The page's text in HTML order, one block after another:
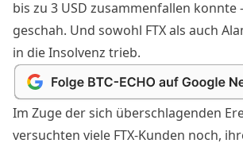
bis zu 3 USD zusammenfallen konnte
geschah. Und sowohl FTX als auch
in die Insolvenz trieb.
Im Zuge der sich überschlagenden
versuchten viele FTX-Kunden noch,